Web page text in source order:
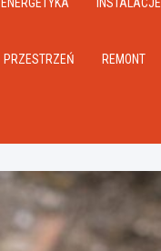
PRZESTRZEŃ REMONT